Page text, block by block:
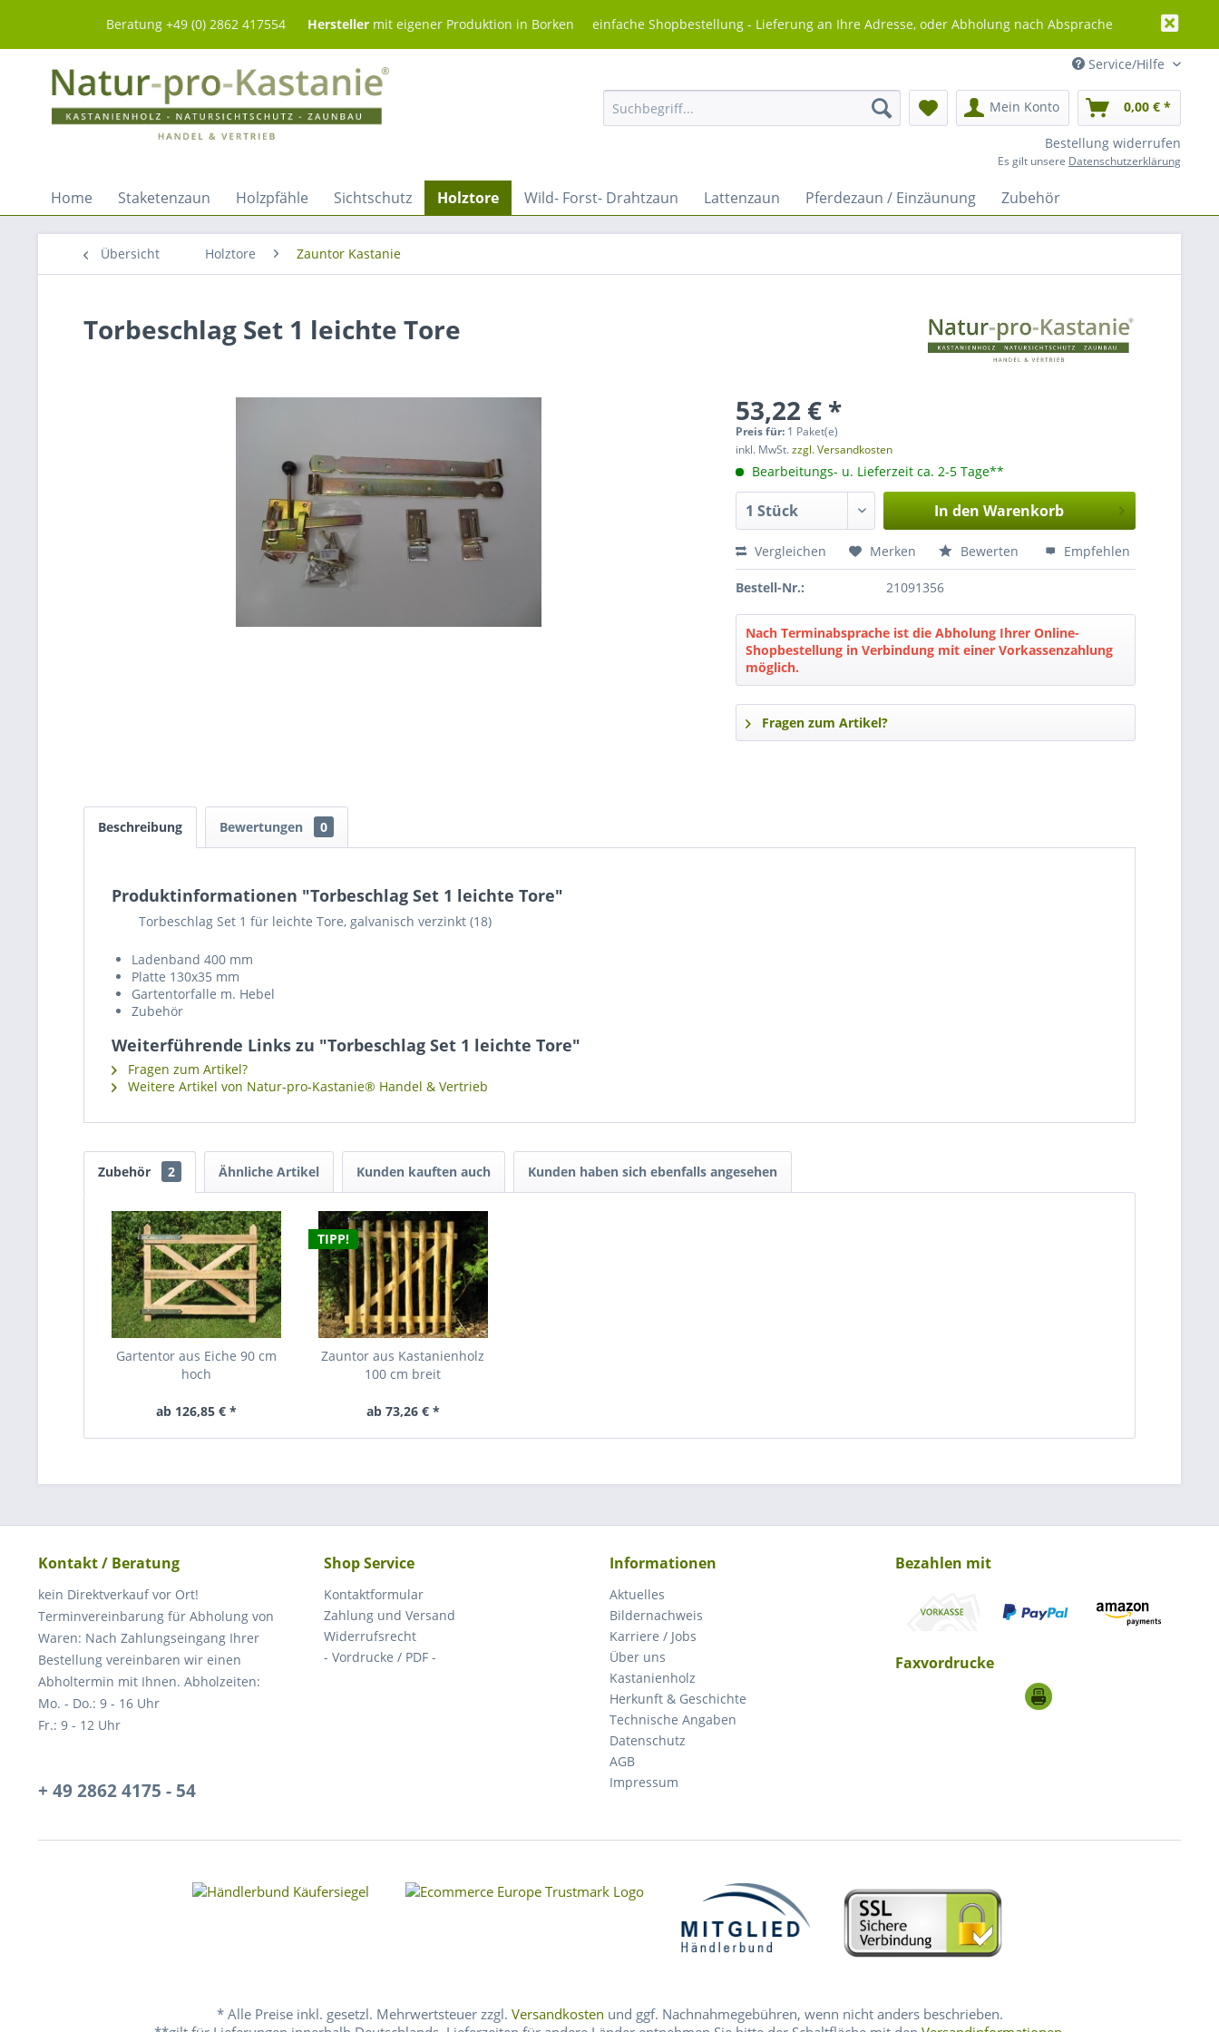
Beratung +49 (0) 2862 417554 Hersteller mit eigener Produktion in Borken einfache Shopbestellung - Lieferung an Ihre Adresse, oder Abholung nach Absprache
Service/Hilfe
Mein Konto 0,00 € *
Bestellung widerrufen
Es gilt unsere Datenschutzerklärung
Home Staketenzaun Holzpfähle Sichtschutz Holztore Wild- Forst- Drahtzaun Lattenzaun Pferdezaun / Einzäunung Zubehör
Übersicht Holztore Zauntor Kastanie
Torbeschlag Set 1 leichte Tore
53,22 € *
Preis für: 1 Paket(e)
inkl. MwSt.zzgl. Versandkosten
Bearbeitungs- u. Lieferzeit ca. 2-5 Tage**
In den Warenkorb
Vergleichen Merken Bewerten Empfehlen
Bestell-Nr.: 21091356
Nach Terminabsprache ist die Abholung Ihrer Online-
Shopbestellung in Verbindung mit einer Vorkassenzahlung
möglich.
Fragen zum Artikel?
Beschreibung Bewertungen 0
Produktinformationen "Torbeschlag Set 1 leichte Tore"
Torbeschlag Set 1 für leichte Tore, galvanisch verzinkt (18)
Ladenband 400 mm
Platte 130x35 mm
Gartentorfalle m. Hebel
Zubehör
Weiterführende Links zu "Torbeschlag Set 1 leichte Tore"
Fragen zum Artikel?
Weitere Artikel von Natur-pro-Kastanie® Handel & Vertrieb
Zubehör 2 Ähnliche Artikel Kunden kauften auch Kunden haben sich ebenfalls angesehen
Gartentor aus Eiche 90 cm
hoch
ab 126,85 € *
TIPP!
Zauntor aus Kastanienholz
100 cm breit
ab 73,26 € *
Kontakt / Beratung
kein Direktverkauf vor Ort!
Terminvereinbarung für Abholung von
Waren: Nach Zahlungseingang Ihrer
Bestellung vereinbaren wir einen
Abholtermin mit Ihnen. Abholzeiten:
Mo. - Do.: 9 - 16 Uhr
Fr.: 9 - 12 Uhr
+ 49 2862 4175 - 54
Shop Service
Kontaktformular
Zahlung und Versand
Widerrufsrecht
- Vordrucke / PDF -
Informationen
Aktuelles
Bildernachweis
Karriere / Jobs
Über uns
Kastanienholz
Herkunft & Geschichte
Technische Angaben
Datenschutz
AGB
Impressum
Bezahlen mit
Faxvordrucke
* Alle Preise inkl. gesetzl. Mehrwertsteuer zzgl. Versandkosten und ggf. Nachnahmegebühren, wenn nicht anders beschrieben.